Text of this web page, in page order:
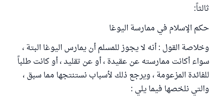
ثالثاً:
حكم الإسلام في ممارسة اليوغا
وخلاصة القول : أنه لا يجوز للمسلم أن يمارس اليوغا البتة ،
سواء أكانت ممارسته عن عقيدة ، أو عن تقليد ، أو كانت طلباً
للفائدة المزعومة ، ويرجع ذلك لأسباب نستنتجها مما سبق ،
والتي نلخصها فيما يلي :